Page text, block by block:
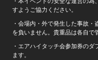
すようご協力ください。
・会場内・外で発生した事故
を負いません。貴重品は各自で
・エアハイタッチ会参加券の
ます。